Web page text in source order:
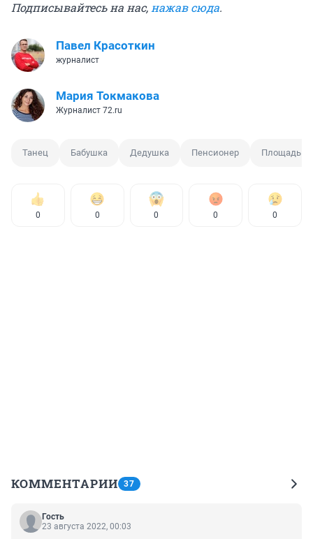
Подписывайтесь на нас, нажав сюда.
Павел Красоткин
журналист
Мария Токмакова
Журналист 72.ru
Танец Бабушка Дедушка Пенсионер Площадь
0 0 0 0 0
КОММЕНТАРИИ 37
Гость
23 августа 2022, 00:03